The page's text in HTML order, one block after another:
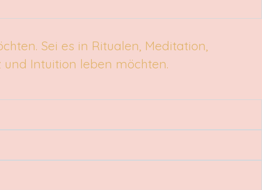
Sei es in Ritualen, Meditation,
Intuition leben möchten.